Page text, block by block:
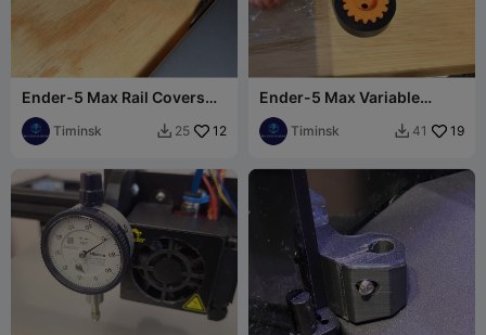
Ender-5 Max Rail Covers
for Wires
Timinsk  25 12
Ender-5 Max Variable
Footing
Timinsk  41 19